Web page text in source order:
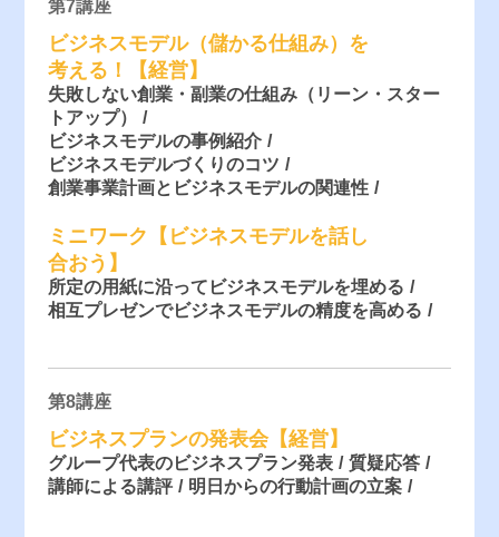
第7講座
ビジネスモデル（儲かる仕組み）を
考える！【経営】
失敗しない創業・副業の仕組み（リーン・スター
トアップ）
ビジネスモデルの事例紹介
ビジネスモデルづくりのコツ
創業事業計画とビジネスモデルの関連性
ミニワーク【ビジネスモデルを話し
合おう】
所定の用紙に沿ってビジネスモデルを埋める
相互プレゼンでビジネスモデルの精度を高める
第8講座
ビジネスプランの発表会【経営】
グループ代表のビジネスプラン発表
質疑応答
講師による講評
明日からの行動計画の立案